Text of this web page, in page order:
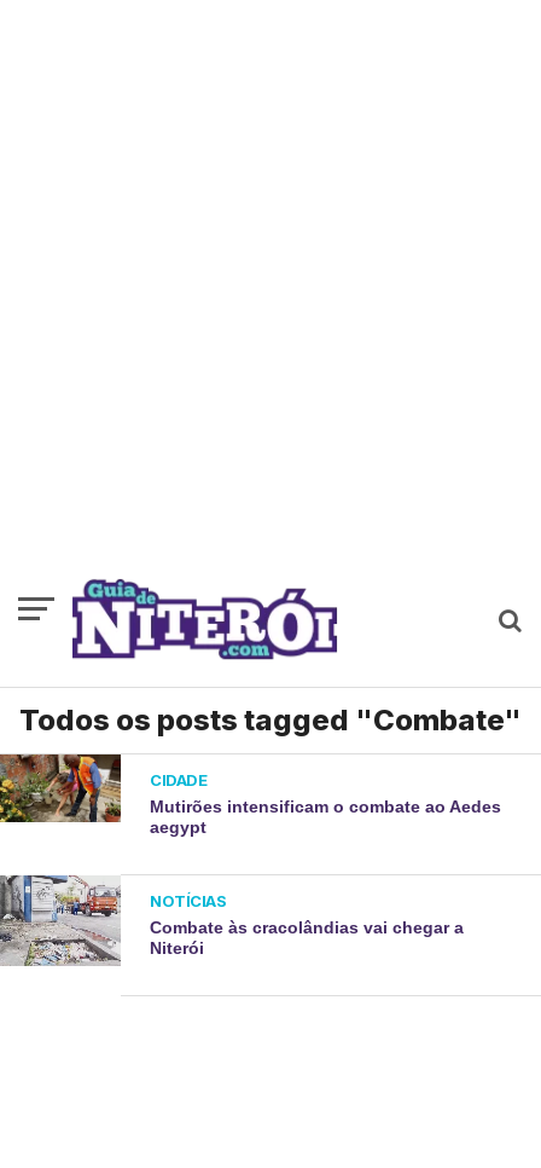
Todos os posts tagged "Combate"
CIDADE
Mutirões intensificam o combate ao Aedes
aegypt
NOTÍCIAS
Combate às cracolândias vai chegar a
Niterói